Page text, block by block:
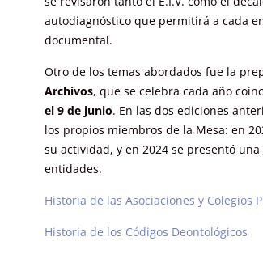
autodiagnóstico que permitirá a cada
documental.
Otro de los temas abordados fue la
Archivos, que se celebra cada año
el 9 de junio. En las dos ediciones
los propios miembros de la Mesa: en
su actividad, y en 2024 se presentó
entidades.
Historia de las Asociaciones y Colegios
Historia de los Códigos Deontológicos